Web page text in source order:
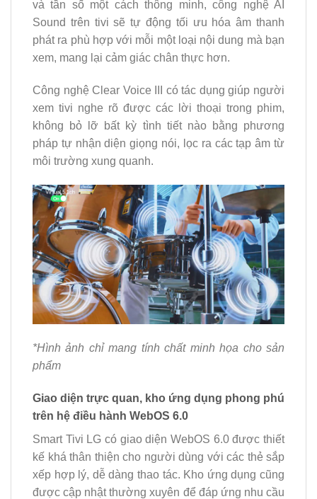
và tần số một cách thông minh, công nghệ AI
Sound trên tivi sẽ tự động tối ưu hóa âm thanh
phát ra phù hợp với mỗi một loại nội dung mà bạn
xem, mang lại cảm giác chân thực hơn.
Công nghệ Clear Voice III có tác dụng giúp người
xem tivi nghe rõ được các lời thoại trong phim,
không bỏ lỡ bất kỳ tình tiết nào bằng phương
pháp tự nhận diện giọng nói, lọc ra các tạp âm từ
môi trường xung quanh.
*Hình ảnh chỉ mang tính chất minh họa cho sản
phẩm
Giao diện trực quan, kho ứng dụng phong phú
trên hệ điều hành WebOS 6.0
Smart Tivi LG có giao diện WebOS 6.0 được thiết
kế khá thân thiện cho người dùng với các thẻ sắp
xếp hợp lý, dễ dàng thao tác. Kho ứng dụng cũng
được cập nhật thường xuyên để đáp ứng nhu cầu